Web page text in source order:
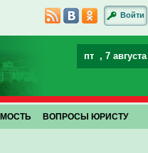
Войти
пт , 7 августа
ВОПРОСЫ ЮРИСТУ